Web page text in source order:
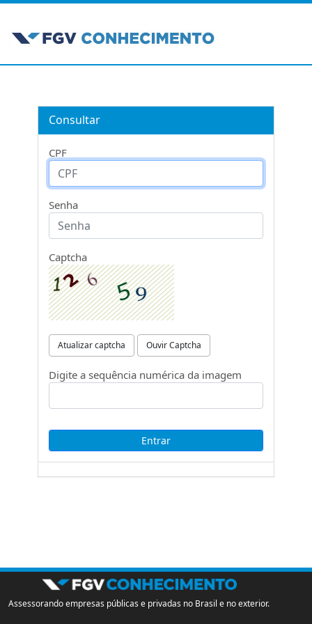
Consultar
CPF
Senha
Captcha
Atualizar captcha Ouvir Captcha
Digite a sequência numérica da imagem
Assessorando empresas públicas e privadas no Brasil e no exterior.